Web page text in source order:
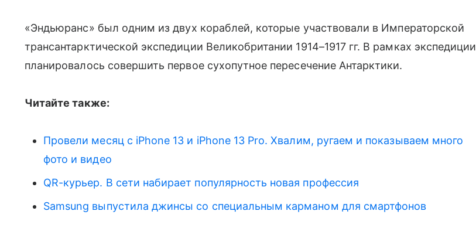
«Эндьюранс» был одним из двух кораблей, которые участвовали в Императорской
трансантарктической экспедиции Великобритании 1914–1917 гг. В рамках экспедиции
планировалось совершить первое сухопутное пересечение Антарктики.
Читайте также:
Провели месяц с iPhone 13 и iPhone 13 Pro. Хвалим, ругаем и показываем много
фото и видео
QR-курьер. В сети набирает популярность новая профессия
Samsung выпустила джинсы со специальным карманом для смартфонов